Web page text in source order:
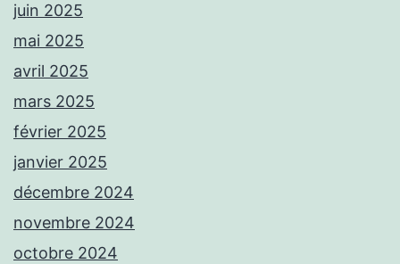
juin 2025
mai 2025
avril 2025
mars 2025
février 2025
janvier 2025
décembre 2024
novembre 2024
octobre 2024